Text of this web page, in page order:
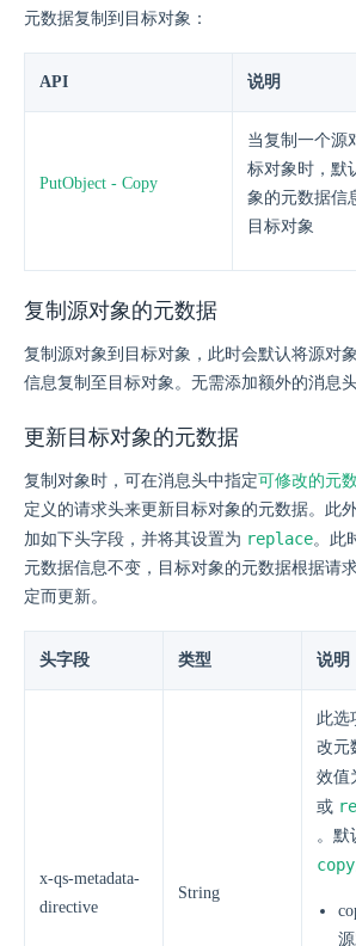
元数据复制到目标对象：
API 说明
PutObject - Copy
当复制一个源
标对象时，默
象的元数据信
目标对象
复制源对象的元数据
复制源对象到目标对象，此时会默认将源对
信息复制至目标对象。无需添加额外的消息头
更新目标对象的元数据
复制对象时，可在消息头中指定可修改的元
定义的请求头来更新目标对象的元数据。此
加如下头字段，并将其设置为 replace。此
元数据信息不变，目标对象的元数据根据请
定而更新。
头字段 类型 说明
x-qs-metadata-
directive
String
此选
改元
效值
或
。默
copy